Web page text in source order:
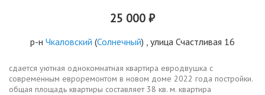
25 000 ₽
р-н Чкаловский (Солнечный) , улица Счастливая 16
сдается уютная однокомнатная квартира евродвушка с
современным евроремонтом в новом доме 2022 года постройки.
общая площадь квартиры составляет 38 кв. м. квартира